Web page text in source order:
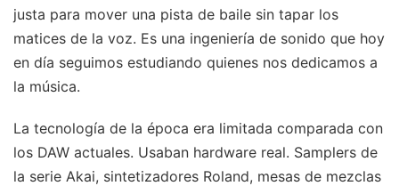
justa para mover una pista de baile sin tapar los
matices de la voz. Es una ingeniería de sonido que hoy
en día seguimos estudiando quienes nos dedicamos a
la música.
La tecnología de la época era limitada comparada con
los DAW actuales. Usaban hardware real. Samplers de
la serie Akai, sintetizadores Roland, mesas de mezclas